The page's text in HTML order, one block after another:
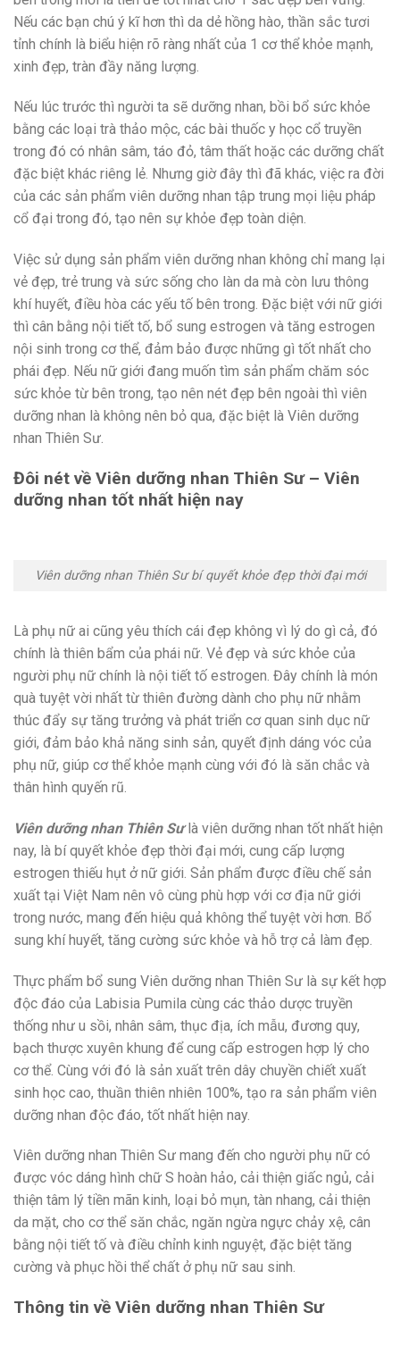
Nếu các bạn chú ý kĩ hơn thì da dẻ hồng hào, thần sắc tươi
tỉnh chính là biểu hiện rõ ràng nhất của 1 cơ thể khỏe mạnh,
xinh đẹp, tràn đầy năng lượng.
Nếu lúc trước thì người ta sẽ dưỡng nhan, bồi bổ sức khỏe
bằng các loại trà thảo mộc, các bài thuốc y học cổ truyền
trong đó có nhân sâm, táo đỏ, tâm thất hoặc các dưỡng chất
đặc biệt khác riêng lẻ. Nhưng giờ đây thì đã khác, việc ra đời
của các sản phẩm viên dưỡng nhan tập trung mọi liệu pháp
cổ đại trong đó, tạo nên sự khỏe đẹp toàn diện.
Việc sử dụng sản phẩm viên dưỡng nhan không chỉ mang lại
vẻ đẹp, trẻ trung và sức sống cho làn da mà còn lưu thông
khí huyết, điều hòa các yếu tố bên trong. Đặc biệt với nữ giới
thì cân bằng nội tiết tố, bổ sung estrogen và tăng estrogen
nội sinh trong cơ thể, đảm bảo được những gì tốt nhất cho
phái đẹp. Nếu nữ giới đang muốn tìm sản phẩm chăm sóc
sức khỏe từ bên trong, tạo nên nét đẹp bên ngoài thì viên
dưỡng nhan là không nên bỏ qua, đặc biệt là Viên dưỡng
nhan Thiên Sư.
Đôi nét về Viên dưỡng nhan Thiên Sư – Viên
dưỡng nhan tốt nhất hiện nay
Viên dưỡng nhan Thiên Sư bí quyết khỏe đẹp thời đại mới
Là phụ nữ ai cũng yêu thích cái đẹp không vì lý do gì cả, đó
chính là thiên bẩm của phái nữ. Vẻ đẹp và sức khỏe của
người phụ nữ chính là nội tiết tố estrogen. Đây chính là món
quà tuyệt vời nhất từ thiên đường dành cho phụ nữ nhằm
thúc đẩy sự tăng trưởng và phát triển cơ quan sinh dục nữ
giới, đảm bảo khả năng sinh sản, quyết định dáng vóc của
phụ nữ, giúp cơ thể khỏe mạnh cùng với đó là săn chắc và
thân hình quyến rũ.
Viên dưỡng nhan Thiên Sưlà viên dưỡng nhan tốt nhất hiện
nay, là bí quyết khỏe đẹp thời đại mới, cung cấp lượng
estrogen thiếu hụt ở nữ giới. Sản phẩm được điều chế sản
xuất tại Việt Nam nên vô cùng phù hợp với cơ địa nữ giới
trong nước, mang đến hiệu quả không thể tuyệt vời hơn. Bổ
sung khí huyết, tăng cường sức khỏe và hỗ trợ cả làm đẹp.
Thực phẩm bổ sung Viên dưỡng nhan Thiên Sư là sự kết hợp
độc đáo của Labisia Pumila cùng các thảo dược truyền
thống như u sồi, nhân sâm, thục địa, ích mẫu, đương quy,
bạch thược xuyên khung để cung cấp estrogen hợp lý cho
cơ thể. Cùng với đó là sản xuất trên dây chuyền chiết xuất
sinh học cao, thuần thiên nhiên 100%, tạo ra sản phẩm viên
dưỡng nhan độc đáo, tốt nhất hiện nay.
Viên dưỡng nhan Thiên Sư mang đến cho người phụ nữ có
được vóc dáng hình chữ S hoàn hảo, cải thiện giấc ngủ, cải
thiện tâm lý tiền mãn kinh, loại bỏ mụn, tàn nhang, cải thiện
da mặt, cho cơ thể săn chắc, ngăn ngừa ngực chảy xệ, cân
bằng nội tiết tố và điều chỉnh kinh nguyệt, đặc biệt tăng
cường và phục hồi thể chất ở phụ nữ sau sinh.
Thông tin về Viên dưỡng nhan Thiên Sư